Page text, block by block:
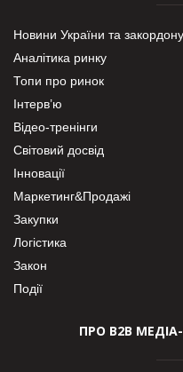
Новини України та закордону
Аналітика ринку
Топи про ринок
Інтерв’ю
Відео-тренінги
Світовий досвід
Інновації
Маркетинг&Продажі
Закупки
Логістика
Закон
Події
ПРО В2В МЕДІА-